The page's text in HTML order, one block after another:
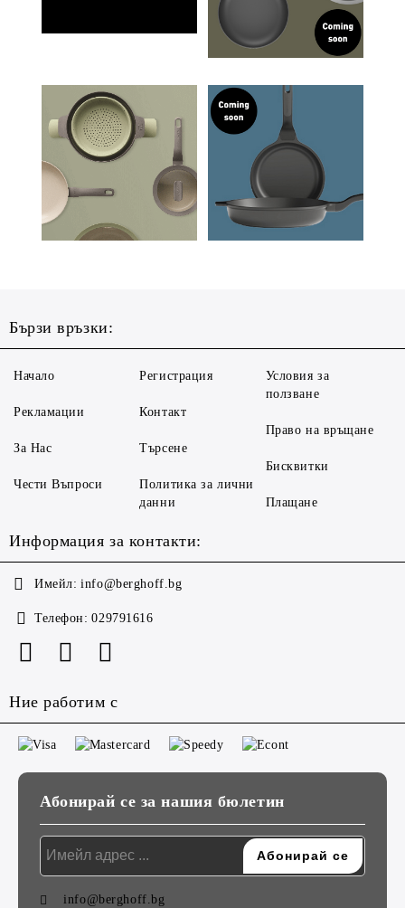
Бързи връзки:
Начало
Рекламации
За Нас
Чести Въпроси
Регистрация
Контакт
Търсене
Политика за лични
данни
Условия за
ползване
Право на връщане
Бисквитки
Плащане
Информация за контакти:
Имейл: info@berghoff.bg
Телефон: 029791616
Ние работим с
Абонирай се за нашия бюлетин
info@berghoff.bg